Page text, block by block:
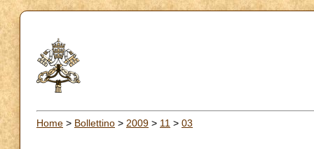
Home > Bollettino > 2009 > 11 > 03